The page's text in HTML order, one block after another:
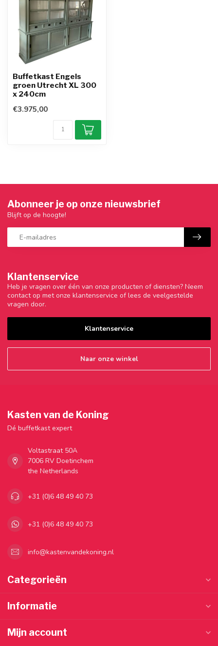
Buffetkast Engels
groen Utrecht XL 300
x 240cm
€3.975,00
Klantenservice
Heb je vragen over één van onze producten of diensten? Neem
contact op met onze klantenservice of lees de veelgestelde
vragen door.
Klantenservice
Naar onze winkel
Abonneer je op onze nieuwsbrief
Blijft op de hoogte!
Kasten van de Koning
Dé buffetkast expert
Voltastraat 50A
7006 RV Doetinchem
the Netherlands
+31 (0)6 48 49 40 73
+31 (0)6 48 49 40 73
info@kastenvandekoning.nl
Categorieën
Informatie
Mijn account